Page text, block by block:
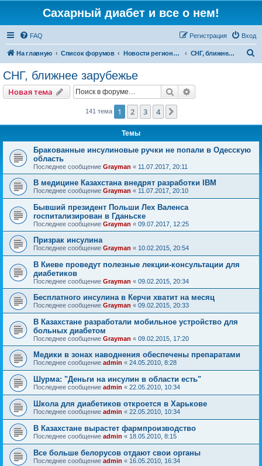
Сахарный диабет и все о нем!
FAQ Вход
Регистрация
На главную Список форумов Новости регионов (добавляйте свои новости) СНГ, ближнее зарубежье
СНГ, ближнее зарубежье
Новая тема Поиск
141 тема 1 2 3 4
Темы
Бракованные инсулиновые ручки не попали в Одесскую
область
Последнее сообщение Grayman « 11.07.2017, 20:11
В медицине Казахстана внедрят разработки IBM
Последнее сообщение Grayman « 11.07.2017, 20:10
Бывший президент Польши Лех Валенса
госпитализирован в Гданьске
Последнее сообщение Grayman « 09.07.2017, 12:25
Призрак инсулина
Последнее сообщение Grayman « 10.02.2015, 20:54
В Киеве проведут полезные лекции-консультации для
диабетиков
Последнее сообщение Grayman « 09.02.2015, 20:34
Бесплатного инсулина в Керчи хватит на месяц
Последнее сообщение Grayman « 09.02.2015, 20:33
В Казахстане разработали мобильное устройство для
больных диабетом
Последнее сообщение Grayman « 09.02.2015, 17:20
Медики в зонах наводнения обеспечены препаратами
Последнее сообщение admin « 24.05.2010, 8:28
Шурма: "Деньги на инсулин в области есть"
Последнее сообщение admin « 22.05.2010, 10:34
Школа для диабетиков откроется в Харькове
Последнее сообщение admin « 22.05.2010, 10:34
В Казахстане вырастет фармпроизводство
Последнее сообщение admin « 18.05.2010, 8:15
Все больше белорусов отдают свои органы
Последнее сообщение admin « 16.05.2010, 16:34